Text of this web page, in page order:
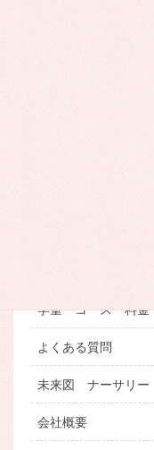
学童 コース・料金
よくある質問
未来図 ナーサリー
会社概要